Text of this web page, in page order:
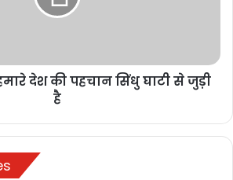
देश की पहचान सिंधु घाटी से जुड़ी
है